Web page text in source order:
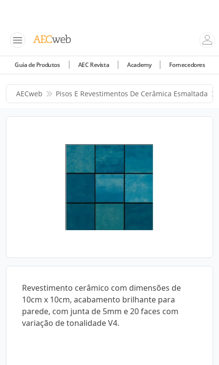
Guia de Produtos AEC Revista Academy Fornecedores
AECweb Pisos E Revestimentos De Cerâmica Esmaltada
Revestimento cerâmico com dimensões de
10cm x 10cm, acabamento brilhante para
parede, com junta de 5mm e 20 faces com
variação de tonalidade V4.